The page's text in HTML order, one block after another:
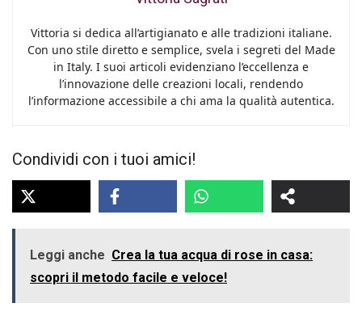
Vittoria si dedica all’artigianato e alle tradizioni italiane.
Con uno stile diretto e semplice, svela i segreti del Made
in Italy. I suoi articoli evidenziano l’eccellenza e
l’innovazione delle creazioni locali, rendendo
l’informazione accessibile a chi ama la qualità autentica.
Condividi con i tuoi amici!
Leggi anche Crea la tua acqua di rose in casa:
scopri il metodo facile e veloce!